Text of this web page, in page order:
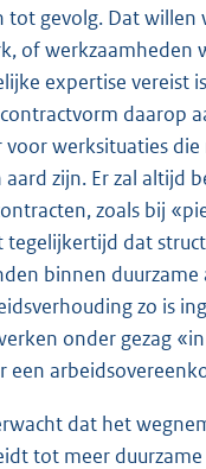
tot gevolg. Dat willen
of werkzaamheden
expertise vereist
daarop
voor werksituaties die
aard zijn. Er zal altijd
zoals bij
tegelijkertijd dat
binnen duurzame
zo is
onder gezag
een
dat het
tot meer duurzame